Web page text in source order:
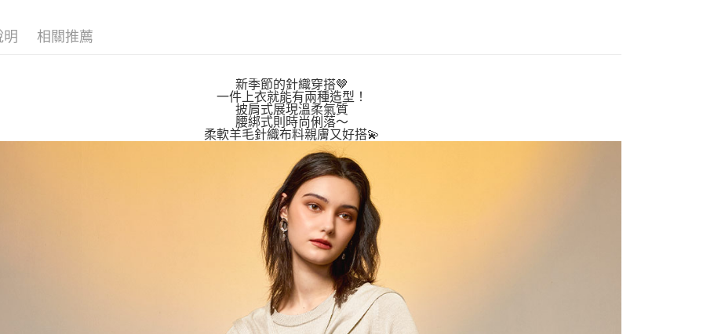
２．訂單成立數日內，您將收到繳費通知簡訊。
３．收到繳費通知簡訊後14天內，點擊此簡訊中的連結，可透過四大超商
／ATM／網路銀行／等多元方式進行付款，方視為交易完成。
※ 請注意：結帳手續完成當下不需立刻繳費，但若您需要取消訂單，請聯
絡購買商品的店家。未經商家同意取消之訂單仍視為有效，需透過AFTEE
先享後付繳納相關費用。
※ 交易是否成功請以「AFTEE先享後付 」之結帳頁面顯示為準，若有關於
是否繳費成功／繳費後需取消欲退款等相關疑問，請聯繫「AFTEE先享後
付客戶支援中心」
【注意事項】
１．透過由恩沛科技股份有限公司提供之「AFTEE先享後付」服務完成之
交易，需依本服務之必要範圍內提供個人資料，並將交易相關給付款項請
求債權轉讓予恩沛科技股份有限公司。
２．關於個人資料處理事宜，請瀏覽以下網址：
https://aftee.tw/terms/#terms3
３．未成年的使用者請事先徵得法定代理人或監護人之同意方可使用
「AFTEE先享後付」，若未經同意申辦者引起之損失，本公司不負相關責
每筆NT$80，滿NT$1,000(含以上)免運費
付款後全家取貨
每筆NT$80，滿NT$1,000(含以上)免運費
7-11取貨付款
每筆NT$80，滿NT$1,000(含以上)免運費
付款後7-11取貨
每筆NT$80，滿NT$1,000(含以上)免運費
宅配
每筆NT$100，滿NT$1,000(含以上)免運費
貨到付款
明 相關推薦
新季節的針織穿搭🤎
一件上衣就能有兩種造型！
披肩式展現溫柔氣質
腰綁式則時尚俐落～
柔軟羊毛針織布料親膚又好搭💫